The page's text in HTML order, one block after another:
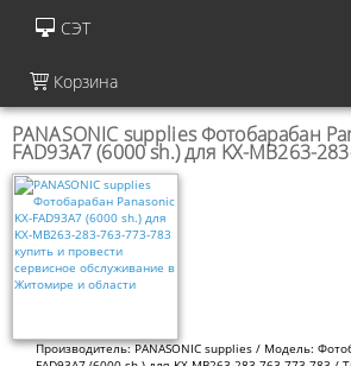
СЭТ
Корзина
PANASONIC supplies Фотобарабан
FAD93A7 (6000 sh.) для KX-MB263-
Производитель: PANASONIC supplies / Модель: